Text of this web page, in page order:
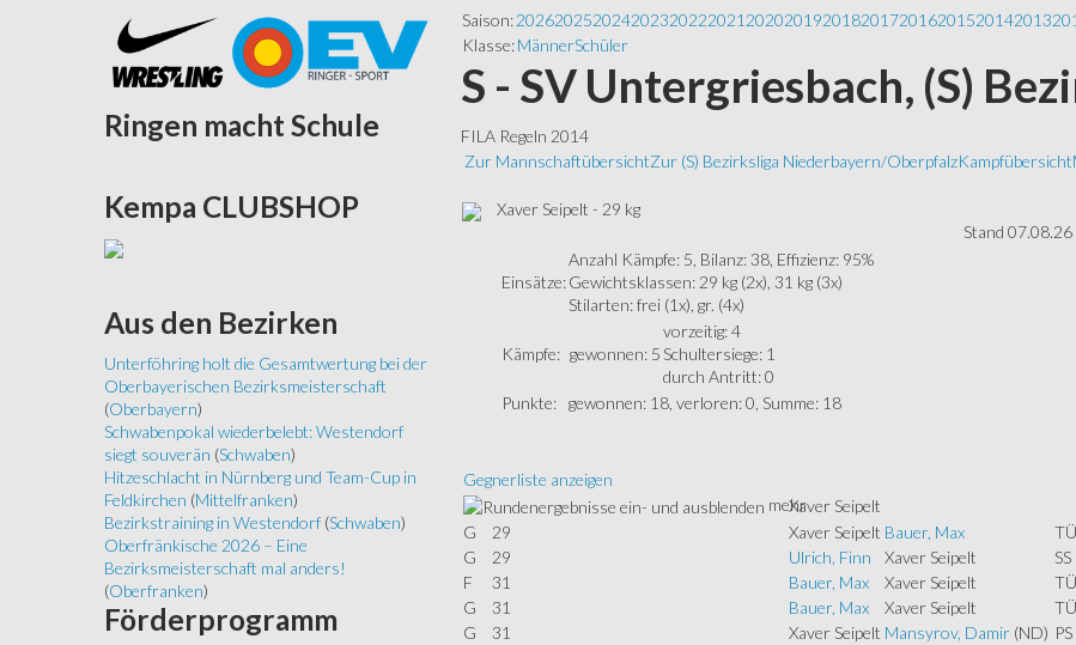
Saison: 202620252024202320222021 20202019201820172016201520142013
Klasse: MännerSchüler
S - SV Untergriesbach, (S)
FILA Regeln 2014
Zur MannschaftübersichtZur (S) Bezirksliga Niederbayern/OberpfalzKampfübersicht
Xaver Seipelt - 29 kg
Stand
Einsätze:
Anzahl Kämpfe: 5, Bilanz: 38, Effizienz: 95%
Gewichtsklassen: 29 kg (2x), 31 kg (3x)
Stilarten: frei (1x), gr. (4x)
Kämpfe: gewonnen: 5
vorzeitig: 4
Schultersiege: 1
durch Antritt: 0
Punkte:
gewonnen: 18, verloren: 0, Summe: 18
Gegnerliste anzeigen
mehrXaver Seipelt
G
29 Xaver Seipelt Bauer, Max TÜ
G
29 Ulrich, Finn Xaver Seipelt SS
F
31 Bauer, Max Xaver Seipelt TÜ
G
31 Bauer, Max Xaver Seipelt TÜ
G
31 Xaver Seipelt Mansyrov, Damir (ND) PS
Ringen macht Schule
Kempa CLUBSHOP
Aus den Bezirken
Unterföhring holt die Gesamtwertung bei der
Oberbayerischen Bezirksmeisterschaft
(Oberbayern)
Schwabenpokal wiederbelebt: Westendorf
siegt souverän (Schwaben)
Hitzeschlacht in Nürnberg und Team-Cup in
Feldkirchen (Mittelfranken)
Bezirkstraining in Westendorf (Schwaben)
Oberfränkische 2026 – Eine
Bezirksmeisterschaft mal anders!
(Oberfranken)
Förderprogramm